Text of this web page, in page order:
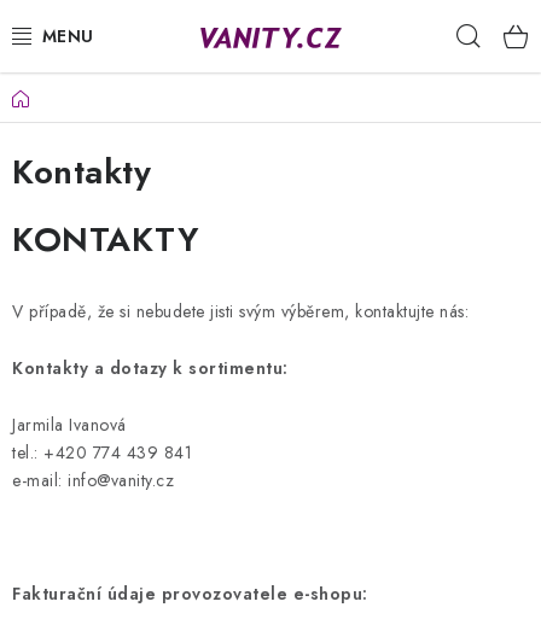
na
KABELKY
SPODNÍ PRÁDLO
PUNČOCHY
ŽUPANY
OBLEČENÍ
NAPIŠTE NÁM
Podmínky ochrany osobních údajů
Napište nám
Domů
Kontakty
KONTAKTY
V případě, že si nebudete jisti svým výběrem, kontaktujte nás:
Kontakty a dotazy k sortimentu:
Jarmila Ivanová
tel.: +420 774 439 841
e-mail: info@vanity.cz
Fakturační údaje provozovatele e-shopu: